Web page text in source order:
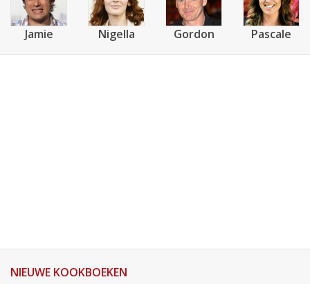
Jamie Nigella Gordon Pascale
NIEUWE KOOKBOEKEN